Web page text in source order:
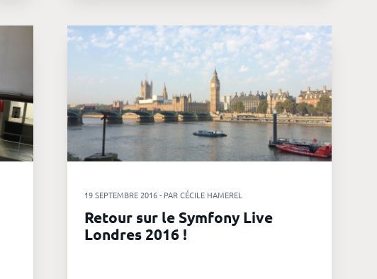
19 SEPTEMBRE 2016 - PAR CÉCILE HAMEREL
Retour sur le Symfony Live
Londres 2016 !